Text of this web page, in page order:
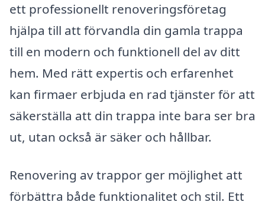
ett professionellt renoveringsföretag
hjälpa till att förvandla din gamla trappa
till en modern och funktionell del av ditt
hem. Med rätt expertis och erfarenhet
kan firmaer erbjuda en rad tjänster för att
säkerställa att din trappa inte bara ser bra
ut, utan också är säker och hållbar.
Renovering av trappor ger möjlighet att
förbättra både funktionalitet och stil. Ett